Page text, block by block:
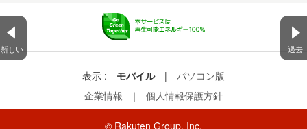
新しい 過去
表示 : モバイル |
パソコン版
企業情報
｜ 個人情報保護方針
© Rakuten Group, Inc.